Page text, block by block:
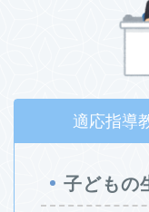
適応指導
子どもの